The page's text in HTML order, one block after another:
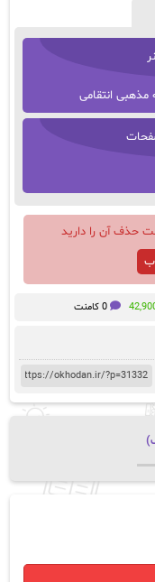
مذهبی انتقامی
حذف آن را دارید
0 کامنت